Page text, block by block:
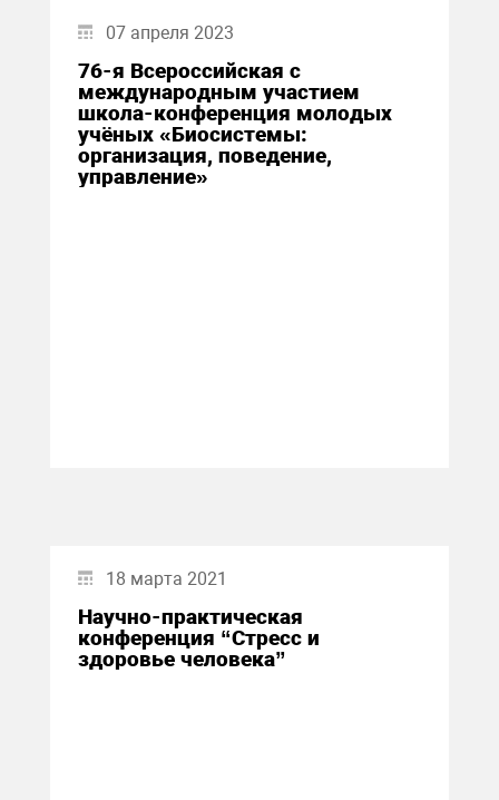
07 апреля 2023
76-я Всероссийская с
международным участием
школа-конференция молодых
учёных «Биосистемы:
организация, поведение,
управление»
18 марта 2021
Научно-практическая
конференция “Стресс и
здоровье человека”